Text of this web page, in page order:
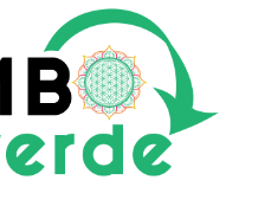
59.990 en la provincia de Santiago
Saludables
y vainilla